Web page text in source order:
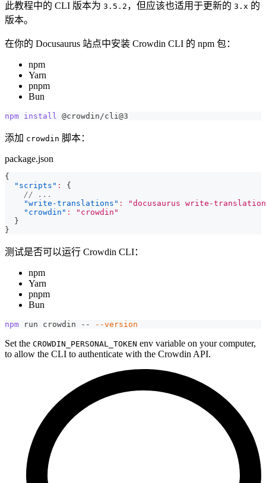
此教程中的 CLI 版本为 3.5.2 ，但应该也适用于更新的 3.x 的
版本。
在你的 Docusaurus 站点中安装 Crowdin CLI 的 npm 包：
npm
Yarn
pnpm
Bun
npm install @crowdin/cli@3
添加 crowdin 脚本：
package.json
{
"scripts" :
{
// ...
"write-translations" :
"docusaurus write-
"crowdin" :
"crowdin"
}
}
测试是否可以运行 Crowdin CLI：
npm
Yarn
pnpm
Bun
npm run crowdin -- --version
Set the CROWDIN_PERSONAL_TOKEN env variable on your computer,
to allow the CLI to authenticate with the Crowdin API.